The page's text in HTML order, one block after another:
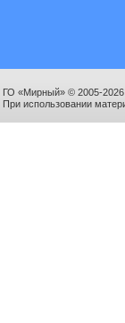
ГО «Мирный» © 2005-2026
При использовании